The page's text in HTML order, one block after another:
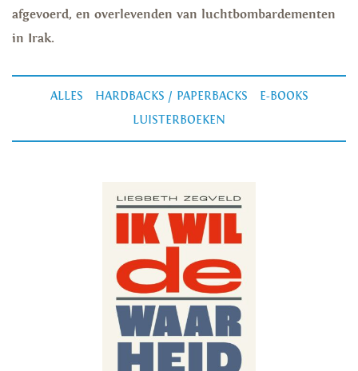
afgevoerd, en overlevenden van luchtbombardementen
in Irak.
ALLES HARDBACKS / PAPERBACKS
E-BOOKS
LUISTERBOEKEN